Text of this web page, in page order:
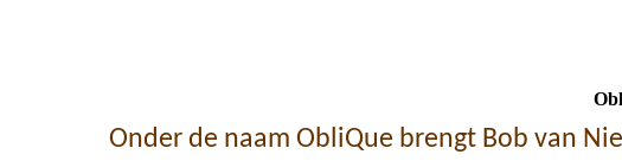
Onder de naam ObliQue brengt Bob van